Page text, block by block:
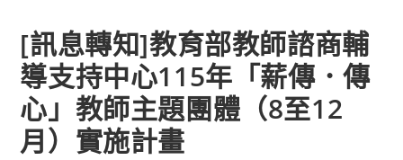
[訊息轉知]教育部教師諮商輔
導支持中心115年「薪傳．傳
心」教師主題團體（8至12
月）實施計畫